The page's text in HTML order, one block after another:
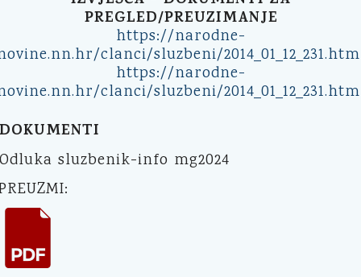
PREGLED/PREUZIMANJE
https://narodne-
clanci/sluzbeni/
https://narodne-
clanci/sluzbeni/
DOKUMENTI
Odluka sluzbenik-info mg2024